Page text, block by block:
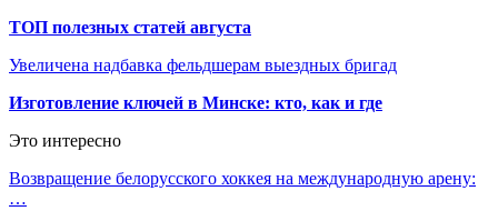
ТОП полезных статей августа
Увеличена надбавка фельдшерам выездных бригад
Изготовление ключей в Минске: кто, как и где
Это интересно
Возвращение белорусского хоккея на международную арену:
…